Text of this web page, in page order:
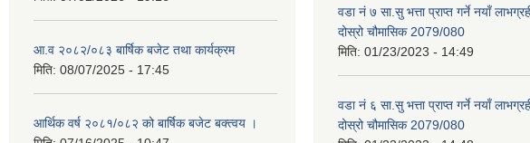
आ.व २०८२/०८३ बार्षिक बजेट तथा कार्यक्रम
मिति: 08/07/2025 - 17:45
आर्थिक वर्ष २०८१/०८२ को बार्षिक बजेट बक्त्वय ।
वडा नं ७ सा.सु भत्ता प्राप्त गर्ने नयाँ
दोस्रो चौमासिक 2079/080
मिति: 01/23/2023 - 14:49
वडा नं ६ सा.सु भत्ता प्राप्त गर्ने नयाँ
दोस्रो चौमासिक 2079/080